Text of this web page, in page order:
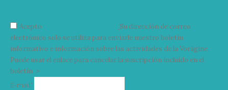
Acepto
Su dirección de correo
electrónico solo se utiliza para enviarle nuestro boletín
informativo e información sobre las actividades de la Vorágine.
Puede usar el enlace para cancelar la suscripción incluido en el
boletín. >
E-mail*